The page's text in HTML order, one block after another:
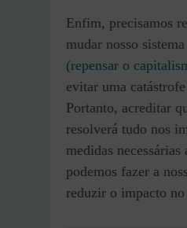
Enfim, precisamos
mudar nosso
(repensar o
evitar uma
Portanto, acreditar
resolverá tudo nos
medidas
podemos fazer a
reduzir o impacto no